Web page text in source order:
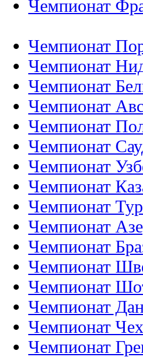
Чемпионат
Чемпионат
Чемпионат
Чемпионат
Чемпионат
Чемпионат
Чемпионат
Чемпионат
Чемпионат
Чемпионат
Чемпионат
Чемпионат
Чемпионат
Чемпионат
Чемпионат
Чемпионат
Чемпионат